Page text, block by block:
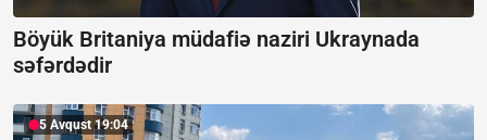
Böyük Britaniya müdafiə naziri Ukraynada
səfərdədir
5 Avqust 19:04